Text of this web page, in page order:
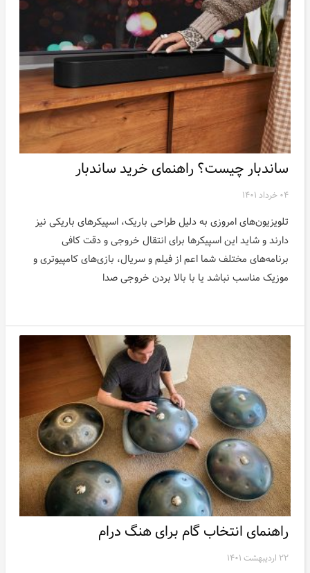
ساندبار چیست؟ راهنمای خرید ساندبار
۰۴ خرداد ۱۴۰۱
تلویزیون‌های امروزی به دلیل طراحی باریک، اسپیکر‌های باریکی نیز
دارند و شاید این اسپیکر‌ها برای انتقال خروجی و دقت کافی
برنامه‌های مختلف شما اعم از فیلم و سریال، بازی‌های کامپیوتری و
موزیک مناسب نباشد یا با بالا بردن خروجی صدا
راهنمای انتخاب گام برای هنگ درام
۲۲ اردیبهشت ۱۴۰۱